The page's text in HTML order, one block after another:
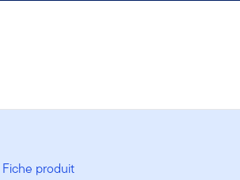
Fiche produit